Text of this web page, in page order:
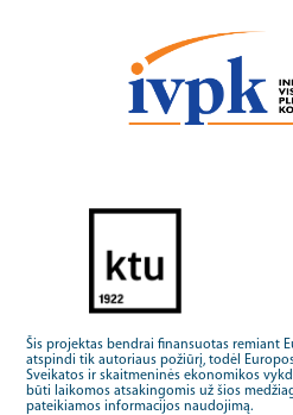
Šis projektas bendrai finansuotas remiant
atspindi tik autoriaus požiūrį, todėl
Sveikatos ir skaitmeninės ekonomikos
būti laikomos atsakingomis už šios
pateikiamos informacijos naudojimą.